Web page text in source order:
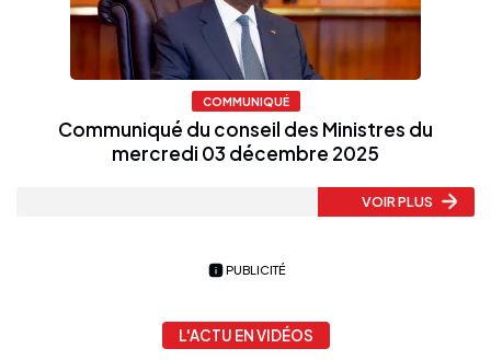
COMMUNIQUÉ
Communiqué du conseil des Ministres du
mercredi 03 décembre 2025
VOIR PLUS
PUBLICITÉ
L'ACTU EN VIDÉOS